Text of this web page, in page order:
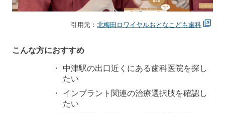
引用元： 北梅田ロワイヤルおとなこども歯科
こんな方におすすめ
中津駅の出口近くにある歯科医院を探し
たい
インプラント関連の治療選択肢を確認し
たい